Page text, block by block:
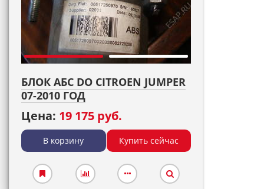
БЛОК АБС DO CITROEN JUMPER
07-2010 ГОД
Цена: 19 175 руб.
В корзину Купить сейчас